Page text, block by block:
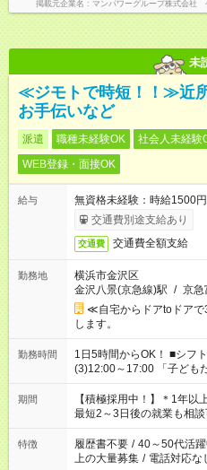
掲載元企業名 マンパワーグループ株式会社
未
≪ジモトで時短！！≫近
お手伝いなど
派遣 職種未経験OK 社会人未経験
WEB登録・面接OK
給与
無資格未経験：時給
交通費別途支給あり
交通費 交通費全額支給
勤務地
横浜市金沢区
金沢八景(京急線)駅 / 京急
≪自宅からドアtoドア
します。
勤務時間
1日5時間からOK！ ■シフト例 (1)8:00～13:00 (2)10:00～15:00
(3)12:00～17:00 「子どもたちが学校に行く間だけ働きたい」
「余裕を持って夕飯の準
はプライベートの時間に
いね。 ※Wワーク希望の方へ 今ご覧のお仕事で希望する勤務時
間と、もう1つのお仕事の
場合は応募できません。
期間
【積極採用中！】＊1年以
最短2～3日後の就業も相談
特徴 履歴書不要 / 40～50代活
上の大量募集 / 電話対応な